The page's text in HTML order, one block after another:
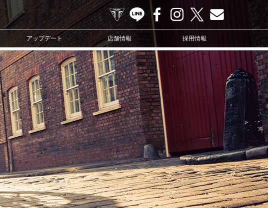
TRIUMPH OFFICIAL SITE
LINE FacebookInstagram Contact us
アップデート 店舗情報 採用情報